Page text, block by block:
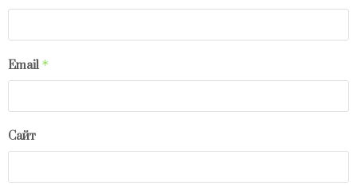
Email *
Сайт